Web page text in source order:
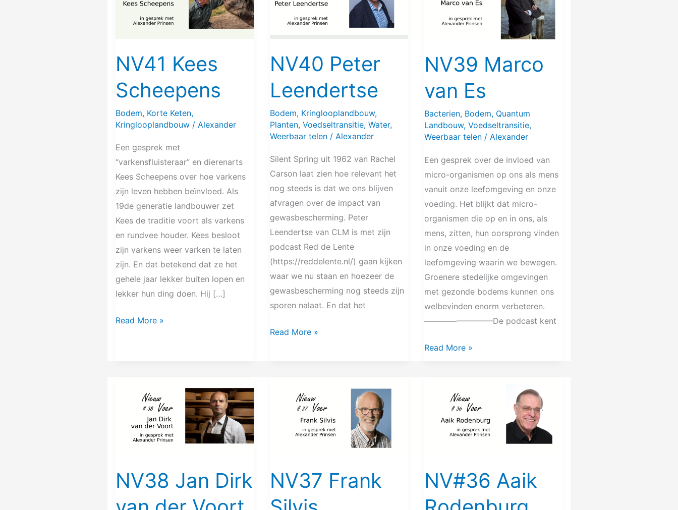
NV41 Kees
Scheepens
Bodem, Korte Keten,
Kringlooplandbouw / Alexander
Een gesprek met
“varkensfluisteraar” en dierenarts
Kees Scheepens over hoe varkens
zijn leven hebben beïnvloed. Als
19de generatie landbouwer zet
Kees de traditie voort als varkens
en rundvee houder. Kees besloot
zijn varkens weer varken te laten
zijn. En dat betekend dat ze het
gehele jaar lekker buiten lopen en
lekker hun ding doen. Hij […]
Read More »
NV40 Peter
Leendertse
Bodem, Kringlooplandbouw,
Planten, Voedseltransitie, Water,
Weerbaar telen/ Alexander
Silent Spring uit 1962 van Rachel
Carson laat zien hoe relevant het
nog steeds is dat we ons blijven
afvragen over de impact van
gewasbescherming. Peter
Leendertse van CLM is met zijn
podcast Red de Lente
(https://reddelente.nl/) gaan kijken
waar we nu staan en hoezeer de
gewasbescherming nog steeds zijn
sporen nalaat. En dat het
Read More »
NV39 Marco
van Es
Bacterien, Bodem, Quantum
Landbouw, Voedseltransitie,
Weerbaar telen/ Alexander
Een gesprek over de invloed van
micro-organismen op ons als mens
vanuit onze leefomgeving en onze
voeding. Het blijkt dat micro-
organismen die op en in ons, als
mens, zitten, hun oorsprong vinden
in onze voeding en de
leefomgeving waarin we bewegen.
Groenere stedelijke omgevingen
met gezonde bodems kunnen ons
welbevinden enorm verbeteren.
————————–De podcast kent
Read More »
NV38 Jan Dirk
NV37 Frank
NV#36 Aaik
Rodenburg